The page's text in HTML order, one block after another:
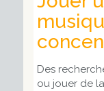
Des
ou jouer de